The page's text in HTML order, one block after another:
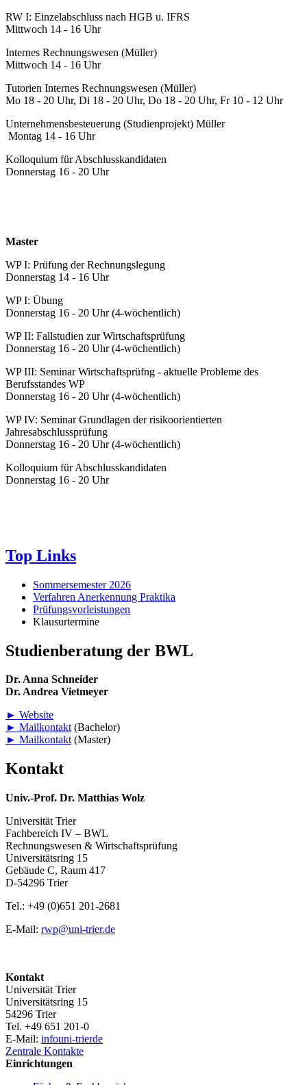
RW I: Einzelabschluss nach HGB u. IFRS
Mittwoch 14 - 16 Uhr
Internes Rechnungswesen (Müller)
Mittwoch 14 - 16 Uhr
Tutorien Internes Rechnungswesen (Müller)
Mo 18 - 20 Uhr, Di 18 - 20 Uhr, Do 18 - 20 Uhr, Fr 10 - 12 Uhr
Unternehmensbesteuerung (Studienprojekt) Müller
Montag 14 - 16 Uhr
Kolloquium für Abschlusskandidaten
Donnerstag 16 - 20 Uhr
Master
WP I: Prüfung der Rechnungslegung
Donnerstag 14 - 16 Uhr
WP I: Übung
Donnerstag 16 - 20 Uhr (4-wöchentlich)
WP II: Fallstudien zur Wirtschaftsprüfung
Donnerstag 16 - 20 Uhr (4-wöchentlich)
WP III: Seminar Wirtschaftsprüfng - aktuelle Probleme des
Berufsstandes WP
Donnerstag 16 - 20 Uhr (4-wöchentlich)
WP IV: Seminar Grundlagen der risikoorientierten
Jahresabschlussprüfung
Donnerstag 16 - 20 Uhr (4-wöchentlich)
Kolloquium für Abschlusskandidaten
Donnerstag 16 - 20 Uhr
Top Links
Sommersemester 2026
Verfahren Anerkennung Praktika
Prüfungsvorleistungen
Klausurtermine
Studienberatung der BWL
Dr. Anna Schneider
Dr. Andrea Vietmeyer
► Website
► Mailkontakt(Bachelor)
► Mailkontakt(Master)
Kontakt
Univ.-Prof. Dr. Matthias Wolz
Universität Trier
Fachbereich IV – BWL
Rechnungswesen & Wirtschaftsprüfung
Universitätsring 15
Gebäude C, Raum 417
D-54296 Trier
Tel.: +49 (0)651 201-2681
E-Mail: rwp@uni-trier.de
Kontakt
Universität Trier
Universitätsring 15
54296 Trier
Tel. +49 651 201-0
E-Mail: infouni-trierde
Zentrale Kontakte
Einrichtungen